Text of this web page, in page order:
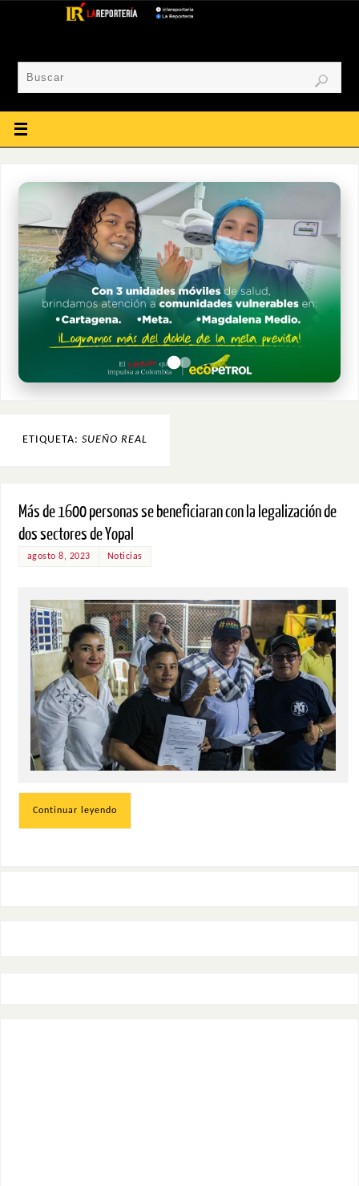
ETIQUETA: SUEÑO REAL
Más de 1600 personas se beneficiaran con la legalización de
dos sectores de Yopal
agosto 8, 2023 Noticias
Continuar leyendo